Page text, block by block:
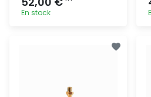
En stock